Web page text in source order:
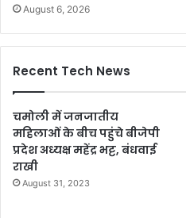
August 6, 2026
Recent Tech News
चमोली में जनजातीय
महिलाओं के बीच पहुंचे बीजेपी
प्रदेश अध्यक्ष महेंद्र भट्ट, बंधवाई
राखी
August 31, 2023